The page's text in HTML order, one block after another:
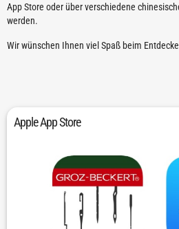
App Store oder über verschiedene
werden.
Wir wünschen Ihnen viel Spaß beim
Apple App Store